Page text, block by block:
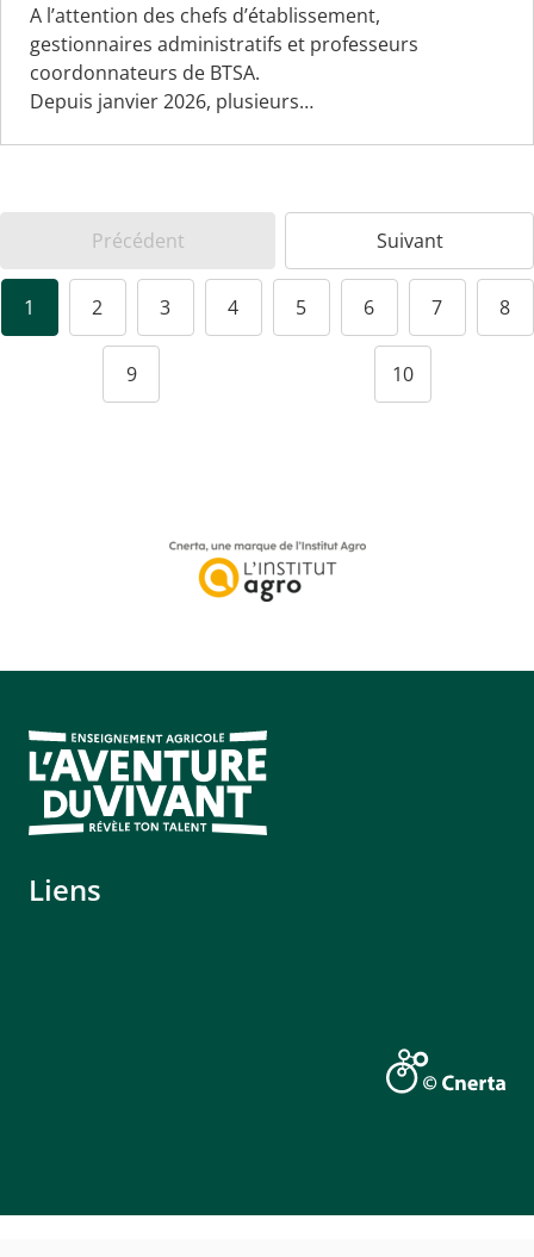
A l’attention des chefs d’établissement,
gestionnaires administratifs et professeurs
coordonnateurs de BTSA.
Depuis janvier 2026, plusieurs…
Précédent Suivant
1 2 3 4 5 6 7 8
9 10
Liens